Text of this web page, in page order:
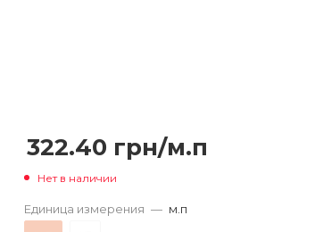
322.40 грн/м.п
Нет в наличии
Единица измерения — м.п